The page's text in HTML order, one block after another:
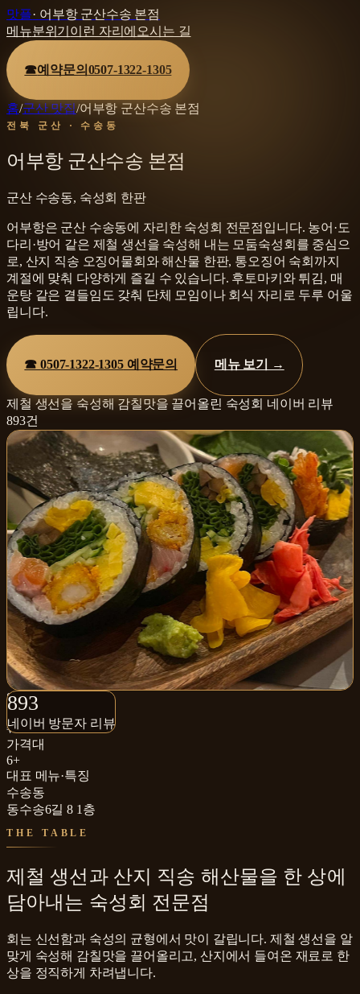
맛플· 어부항 군산수송 본점
메뉴분위기 이런 자리에 오시는 길
☎예약문의 0507-1322-1305
홈/군산 맛집/어부항 군산수송 본점
전북 군산 · 수송동
어부항 군산수송 본점
군산 수송동, 숙성회 한판
어부항은 군산 수송동에 자리한 숙성회 전문점입니다. 농어·도
다리·방어 같은 제철 생선을 숙성해 내는 모둠숙성회를 중심으
로, 산지 직송 오징어물회와 해산물 한판, 통오징어 숙회까지
계절에 맞춰 다양하게 즐길 수 있습니다. 후토마키와 튀김, 매
운탕 같은 곁들임도 갖춰 단체 모임이나 회식 자리로 두루 어울
립니다.
☎0507-1322-1305예약문의 메뉴 보기 →
제철 생선을 숙성해 감칠맛을 끌어올린 숙성회 네이버 리뷰
893건
893
네이버 방문자 리뷰
893+
네이버 방문자 리뷰
₩₩₩
가격대
6+
대표 메뉴·특징
수송동
동수송6길 8 1층
THE TABLE
제철 생선과 산지 직송 해산물을 한 상에
담아내는 숙성회 전문점
회는 신선함과 숙성의 균형에서 맛이 갈립니다. 제철 생선을 알
맞게 숙성해 감칠맛을 끌어올리고, 산지에서 들여온 재료로 한
상을 정직하게 차려냅니다.